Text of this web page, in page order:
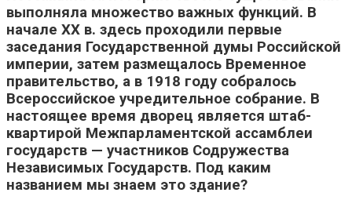
выполняла множество важных функций. В
начале XX в. здесь проходили первые
заседания Государственной думы Российской
империи, затем размещалось Временное
правительство, а в 1918 году собралось
Всероссийское учредительное собрание. В
настоящее время дворец является штаб-
квартирой Межпарламентской ассамблеи
государств — участников Содружества
Независимых Государств. Под каким
названием мы знаем это здание?